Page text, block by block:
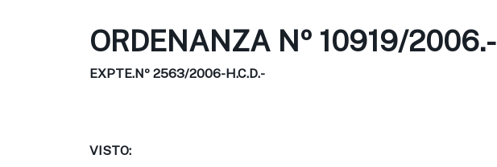
ORDENANZA Nº 10919/2006.-
EXPTE.Nº 2563/2006-H.C.D.-
VISTO: